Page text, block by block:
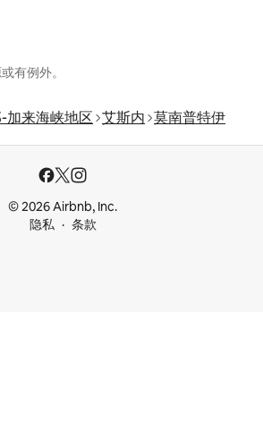
有例外。
加来海峡地区 艾斯内 莫南普特伊
© 2026 Airbnb, Inc.
隐私
条款